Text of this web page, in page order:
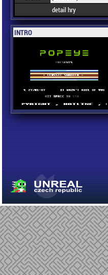
detail hry
INTRO